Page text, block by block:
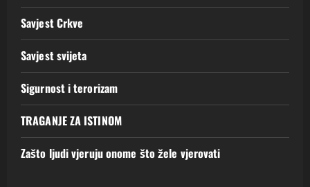
Savjest Crkve
Savjest svijeta
Sigurnost i terorizam
TRAGANJE ZA ISTINOM
Zašto ljudi vjeruju onome što žele vjerovati